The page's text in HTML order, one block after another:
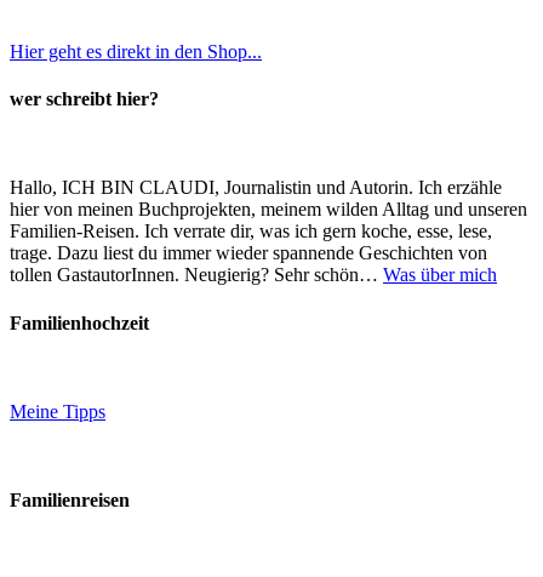
Hier geht es direkt in den Shop...
wer schreibt hier?
Hallo, ICH BIN CLAUDI, Journalistin und Autorin. Ich erzähle
hier von meinen Buchprojekten, meinem wilden Alltag und unseren
Familien-Reisen. Ich verrate dir, was ich gern koche, esse, lese,
trage. Dazu liest du immer wieder spannende Geschichten von
tollen GastautorInnen. Neugierig? Sehr schön… Was über mich
Familienhochzeit
Meine Tipps
Familienreisen